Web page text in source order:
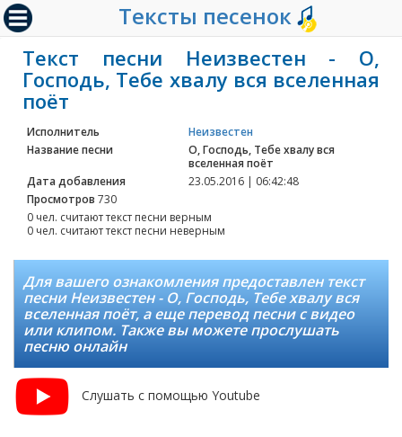
Тексты песенок
Текст песни Неизвестен - О,
Господь, Тебе хвалу вся вселенная
поёт
Исполнитель
Неизвестен
Название песни
О, Господь, Тебе хвалу вся
вселенная поёт
Дата добавления
23.05.2016 | 06:42:48
Просмотров 730
0 чел. считают текст песни верным
0 чел. считают текст песни неверным
Для вашего ознакомления предоставлен текст
песни Неизвестен - О, Господь, Тебе хвалу вся
вселенная поёт, а еще перевод песни с видео
или клипом. Также вы можете прослушать
песню онлайн
Слушать с помощью Youtube